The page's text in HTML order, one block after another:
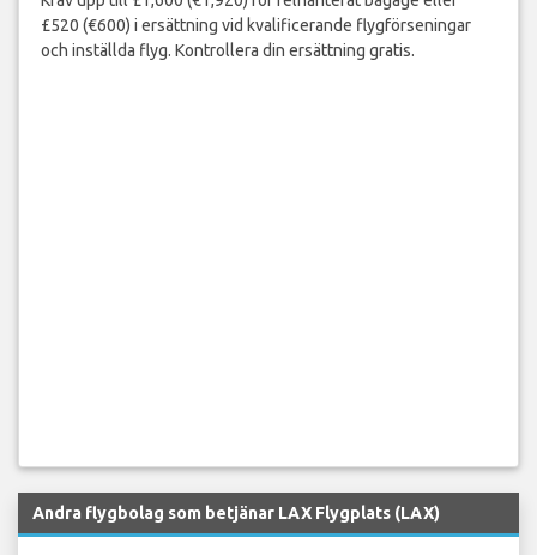
£520 (€600) i ersättning vid kvalificerande flygförseningar
och inställda flyg. Kontrollera din ersättning gratis.
Andra flygbolag som betjänar LAX Flygplats (LAX)